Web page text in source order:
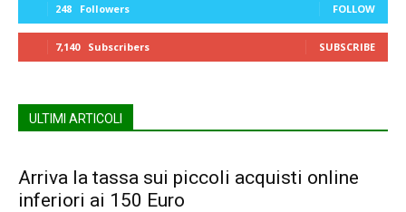
248 Followers FOLLOW
7,140 Subscribers SUBSCRIBE
ULTIMI ARTICOLI
Arriva la tassa sui piccoli acquisti online
inferiori ai 150 Euro